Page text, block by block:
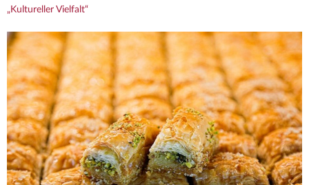
„Kultureller Vielfalt“